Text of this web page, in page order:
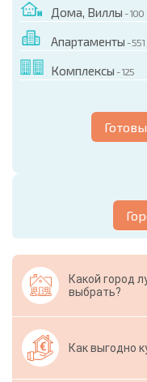
Дома, Виллы - 100
Апартаменты - 551
Комплексы - 125
Какой город
выбрать?
Как выгодно